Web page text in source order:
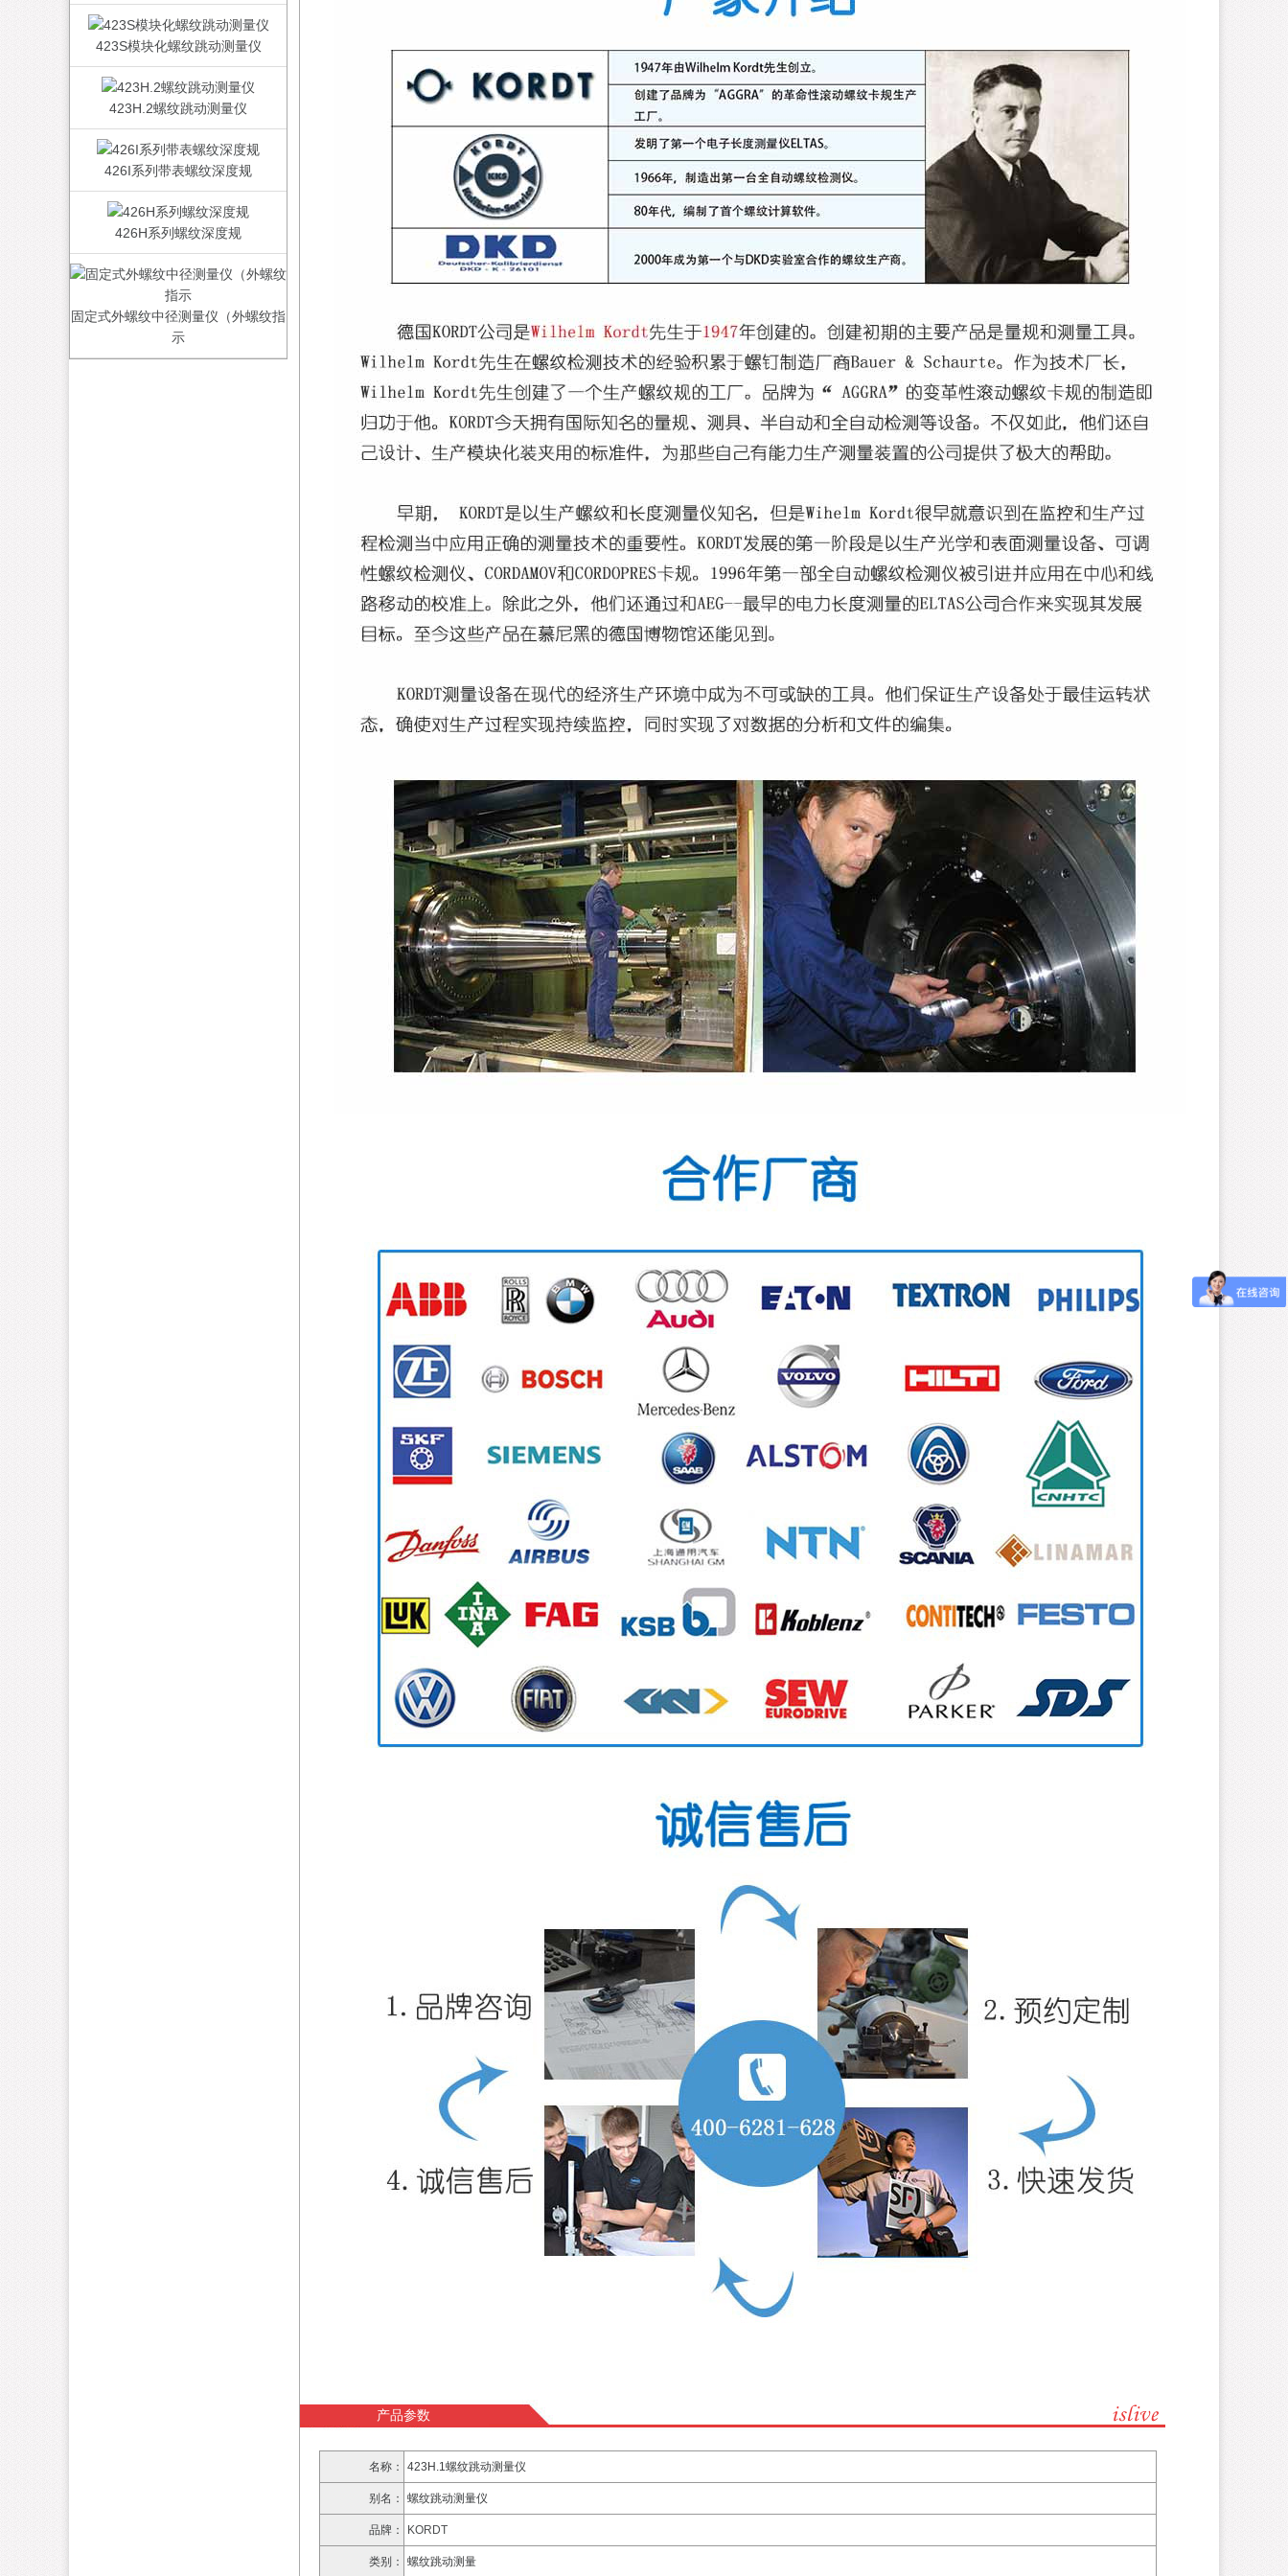
423S模块化螺纹跳动测量仪
423H.2螺纹跳动测量仪
426I系列带表螺纹深度规
426H系列螺纹深度规
固定式外螺纹中径测量仪（外螺纹指
示
产品参数
名称： 423H.1螺纹跳动测量仪
别名： 螺纹跳动测量仪
品牌： KORDT
类别： 螺纹跳动测量